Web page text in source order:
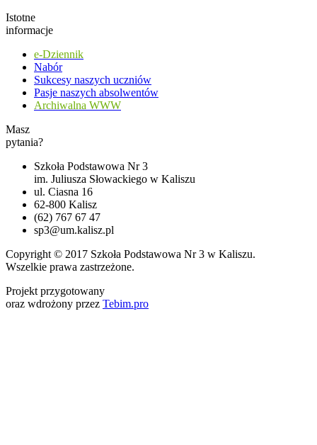
Istotne
informacje
e-Dziennik
Nabór
Sukcesy naszych uczniów
Pasje naszych absolwentów
Archiwalna WWW
Masz
pytania?
Szkoła Podstawowa Nr 3
im. Juliusza Słowackiego w Kaliszu
ul. Ciasna 16
62-800 Kalisz
(62) 767 67 47
sp3@um.kalisz.pl
Copyright © 2017 Szkoła Podstawowa Nr 3 w Kaliszu.
Wszelkie prawa zastrzeżone.
Projekt przygotowany
oraz wdrożony przez Tebim.pro